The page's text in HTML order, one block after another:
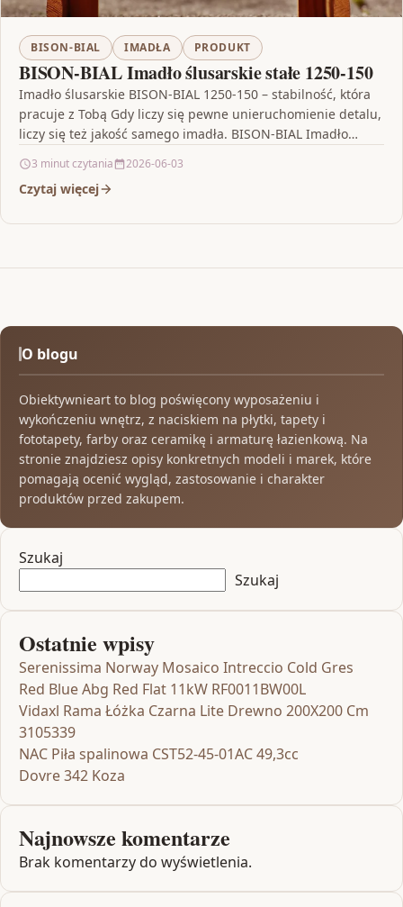
BISON-BIAL IMADŁA PRODUKT
BISON-BIAL Imadło ślusarskie stałe 1250-150
Imadło ślusarskie BISON-BIAL 1250-150 – stabilność, która
pracuje z Tobą Gdy liczy się pewne unieruchomienie detalu,
liczy się też jakość samego imadła. BISON-BIAL Imadło…
3 minut czytania 2026-06-03
Czytaj więcej
O blogu
Obiektywnieart to blog poświęcony wyposażeniu i
wykończeniu wnętrz, z naciskiem na płytki, tapety i
fototapety, farby oraz ceramikę i armaturę łazienkową. Na
stronie znajdziesz opisy konkretnych modeli i marek, które
pomagają ocenić wygląd, zastosowanie i charakter
produktów przed zakupem.
Szukaj
Szukaj
Ostatnie wpisy
Serenissima Norway Mosaico Intreccio Cold Gres
Red Blue Abg Red Flat 11kW RF0011BW00L
Vidaxl Rama Łóżka Czarna Lite Drewno 200X200 Cm
3105339
NAC Piła spalinowa CST52-45-01AC 49,3cc
Dovre 342 Koza
Najnowsze komentarze
Brak komentarzy do wyświetlenia.